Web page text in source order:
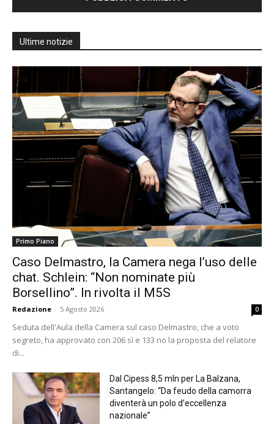
Ultime notizie
Primo Piano
Caso Delmastro, la Camera nega l’uso delle
chat. Schlein: “Non nominate più
Borsellino”. In rivolta il M5S
Redazione - 5 Agosto 2026 0
Seduta dell'Aula della Camera sul caso Delmastro, che a voto
segreto, ha approvato con 206 sì e 133 no la proposta del relatore
di...
Dal Cipess 8,5 mln per La Balzana,
Santangelo: “Da feudo della camorra
diventerà un polo d’eccellenza
nazionale”